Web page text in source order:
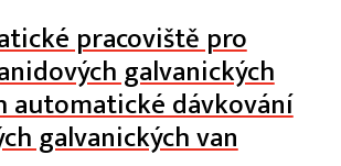
pracoviště pro
galvanických
automatické dávkování
galvanických van